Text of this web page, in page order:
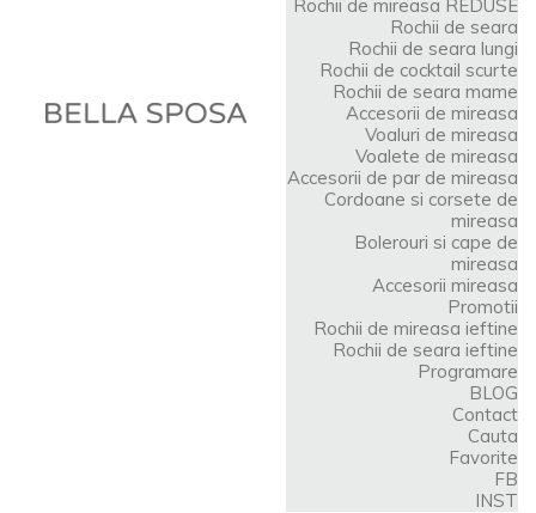
Rochii de mireasa REDUSE
Rochii de seara
Rochii de seara lungi
Rochii de cocktail scurte
Rochii de seara mame
Accesorii de mireasa
Voaluri de mireasa
Voalete de mireasa
Accesorii de par de mireasa
Cordoane si corsete de
mireasa
Bolerouri si cape de
mireasa
Accesorii mireasa
Promotii
Rochii de mireasa ieftine
Rochii de seara ieftine
Programare
BLOG
Contact
Cauta
Favorite
FB
INST